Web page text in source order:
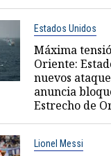
Estados Unidos
Máxima
Oriente:
nuevos
anuncia
Estrecho de
Lionel Messi